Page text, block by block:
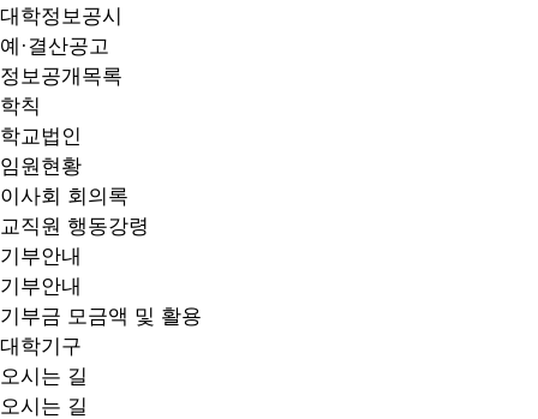
대학정보공시
예·결산공고
정보공개목록
학칙
학교법인
임원현황
이사회 회의록
교직원 행동강령
기부안내
기부안내
기부금 모금액 및 활용
대학기구
오시는 길
오시는 길